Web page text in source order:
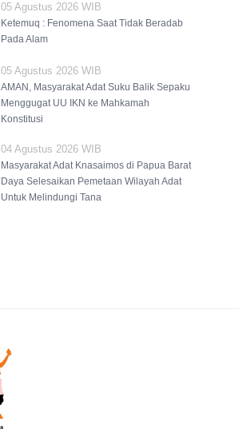
05 Agustus 2026 WIB
Ketemuq : Fenomena Saat Tidak Beradab
Pada Alam
05 Agustus 2026 WIB
AMAN, Masyarakat Adat Suku Balik Sepaku
Menggugat UU IKN ke Mahkamah
Konstitusi
04 Agustus 2026 WIB
Masyarakat Adat Knasaimos di Papua Barat
Daya Selesaikan Pemetaan Wilayah Adat
Untuk Melindungi Tana